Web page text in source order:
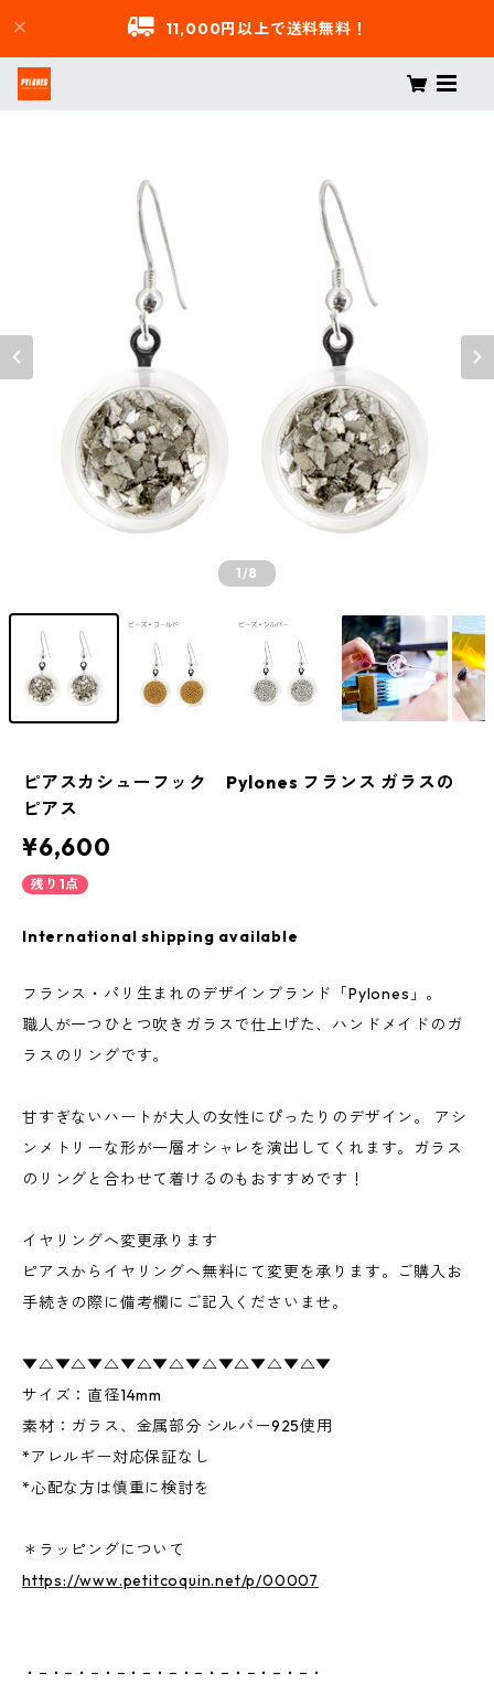
11,000円以上で送料無料！
1/8
ピアスカシューフック Pylones フランス ガラスの
ピアス
¥6,600
残り1点
International shipping available
フランス・パリ生まれのデザインブランド「Pylones」。
職人が一つひとつ吹きガラスで仕上げた、ハンドメイドのガ
ラスのリングです。
甘すぎないハートが大人の女性にぴったりのデザイン。 アシ
ンメトリーな形が一層オシャレを演出してくれます。ガラス
のリングと合わせて着けるのもおすすめです！
イヤリングへ変更承ります
ピアスからイヤリングへ無料にて変更を承ります。ご購入お
手続きの際に備考欄にご記入くださいませ。
▼△▼△▼△▼△▼△▼△▼△▼△▼△▼
サイズ：直径14mm
素材：ガラス、金属部分 シルバー925使用
*アレルギー対応保証なし
*心配な方は慎重に検討を
＊ラッピングについて
https://www.petitcoquin.net/p/00007
・−・−・−・−・−・−・−・−・−・−・−・